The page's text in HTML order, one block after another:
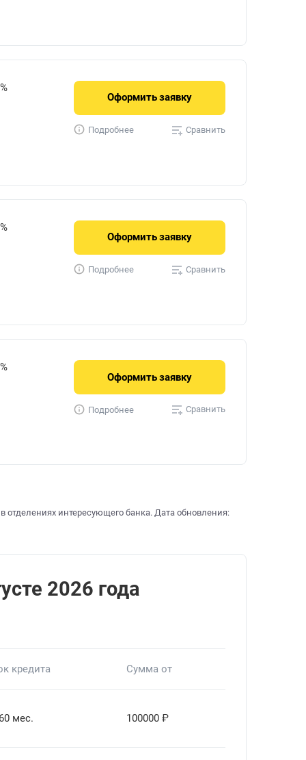
Оформитьзаявку
Подробнее Сравнить
Оформитьзаявку
Подробнее Сравнить
Оформитьзаявку
Подробнее Сравнить
интересующего банка. Дата обновления:
2026 года
кредита Сумма от
мес. 100000 ₽